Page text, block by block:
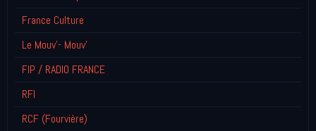
France Culture
Le Mouv'- Mouv'
FIP / RADIO FRANCE
RFI
RCF (Fourvière)